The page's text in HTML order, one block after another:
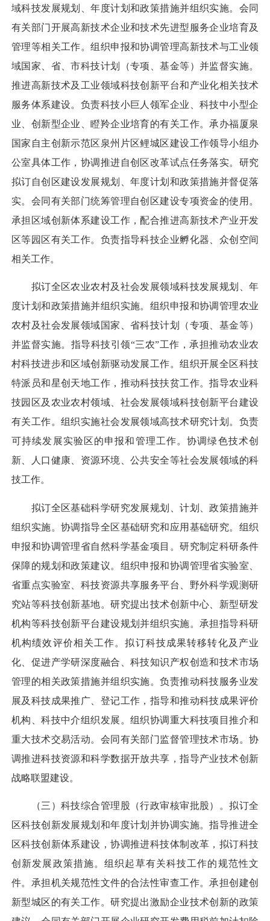
域科技发展规划、年度计划和政策措施并组织实施。会同
有关部门开展高新技术企业和技术先进型服务企业培育及
管理等相关工作。组织申报和协调管理高新技术与工业领
域国家、省、市科技计划（专项、基金等）并监督实施。
推进高新技术及工业领域科技创新平台和产业化相关技术
服务体系建设。负责科技小巨人领军企业、科技中小型企
业、创新型企业、瞪羚企业培育的有关工作。承办福厦泉
国家自主创新示范区泉州片区鲤城区建设工作领导小组办
公室具体工作，协调推进自创区改革试点任务落实。研究
拟订自创区建设发展规划、年度计划和政策措施并督促落
实。会同有关部门统筹管理自创区建设专项资金的使用。
承担区域创新体系建设工作，配合推进高新技术产业开发
区等园区有关工作。负责指导科技企业孵化器、众创空间
相关工作。
拟订全区农业农村及社会发展领域科技发展规划、年
度计划和政策措施并组织实施。组织申报和协调管理农业
农村及社会发展领域国家、省科技计划（专项、基金等）
并监督实施。指导科技引领“三农”工作，承担推动农业农
村科技进步和区域创新驱动发展工作。组织开展全区科技
特派员和星创天地工作，推动科技扶贫工作。指导农业科
技园区及农业农村领域、社会发展领域科技创新平台建设
有关工作。组织实施社会发展领域高技术研究计划。负责
可持续发展实验区的申报和管理工作。协调绿色技术创
新、人口健康、资源环境、公共安全等社会发展领域的科
技工作。
拟订全区基础科学研究发展规划、计划、政策措施并
组织实施。协调指导全区基础研究和应用基础研究。组织
申报和协调管理省自然科学基金项目。研究制定科研条件
保障的规划和政策建议。组织申报和协调管理省实验室、
省重点实验室、科技资源共享服务平台、野外科学观测研
究站等科技创新基地。研究提出技术创新中心、新型研发
机构等科技创新平台建设规划并组织实施。承担指导科研
机构绩效评价相关工作。拟订科技成果转移转化及产业
化、促进产学研深度融合、科技知识产权创造和技术市场
管理的相关政策措施并组织实施。负责推动科技服务业发
展及科技成果推广、登记工作，指导和推动科技成果评价
机构、科技中介组织发展。组织协调重大科技项目推介和
重大技术交易活动。会同有关部门监督管理技术市场。协
调推进科技资源和科学数据开放共享，指导产业技术创新
战略联盟建设。
（三）科技综合管理股（行政审核审批股）。拟订全
区科技创新发展规划和年度计划并协调实施。指导推进全
区科技创新体系建设，协调推进科技体制改革，拟订科技
创新发展政策措施。组织起草有关科技工作的规范性文
件。承担机关规范性文件的合法性审查工作。承担创建创
新型城区的有关工作。研究提出激励企业技术创新的政策